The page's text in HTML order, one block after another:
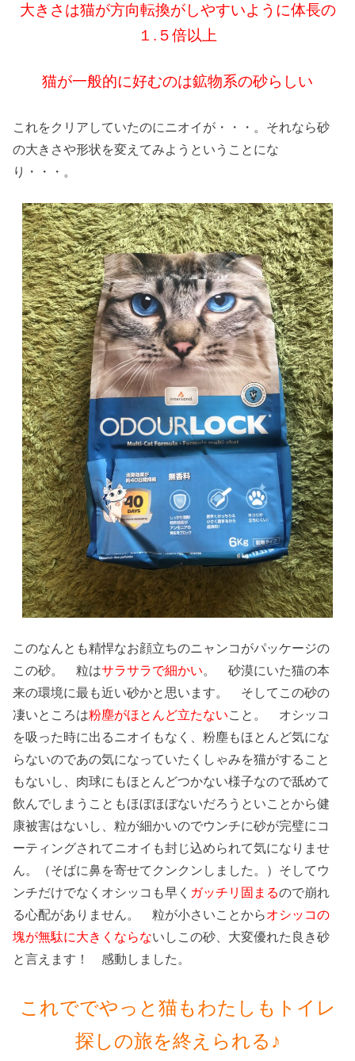
大きさは猫が方向転換がしやすいように体長の
１.５倍以上
猫が一般的に好むのは鉱物系の砂らしい
これをクリアしていたのにニオイが・・・。それなら砂
の大きさや形状を変えてみようということにな
り・・・。
このなんとも精悍なお顔立ちのニャンコがパッケージの
この砂。 粒はサラサラで細かい。 砂漠にいた猫の本
来の環境に最も近い砂かと思います。 そしてこの砂の
凄いところは粉塵がほとんど立たないこと。 オシッコ
を吸った時に出るニオイもなく、粉塵もほとんど気にな
らないのであの気になっていたくしゃみを猫がすること
もないし、肉球にもほとんどつかない様子なので舐めて
飲んでしまうこともほぼほぼないだろうといことから健
康被害はないし、粒が細かいのでウンチに砂が完璧にコ
ーティングされてニオイも封じ込められて気になりませ
ん。（そばに鼻を寄せてクンクンしました。）そしてウ
ンチだけでなくオシッコも早く ガッチリ固まるので崩れ
る心配がありません。 粒が小さいことからオシッコの
塊が無駄に大きくならないしこの砂、大変優れた良き砂
と言えます！ 感動しました。
これででやっと猫もわたしもトイレ
探しの旅を終えられる♪